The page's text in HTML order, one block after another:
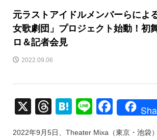
元ラストアイドルメンバーらによ
女歌劇団」プロジェクト始動！初
ロ＆記者会見
2022.09.06
X
T
H
Li
F
2022年9月5日、Theater Mixa（東京・池袋